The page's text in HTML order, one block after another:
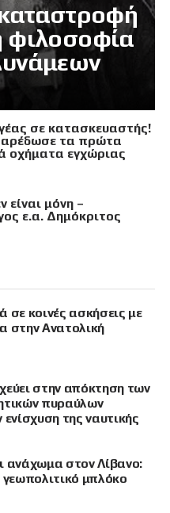
φιλοσοφία
σε κατασκευαστής!
τα πρώτα
οχήματα εγχώριας
είναι μόνη –
ε.α. Δημόκριτος
σε κοινές ασκήσεις με
στην Ανατολική
στην απόκτηση των
πυραύλων
ενίσχυση της ναυτικής
ανάχωμα στον Λίβανο:
γεωπολιτικό μπλόκο